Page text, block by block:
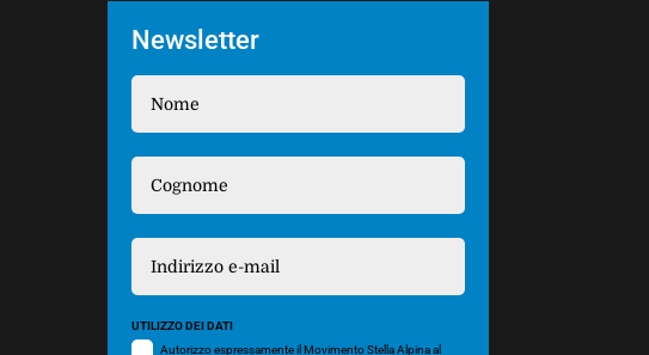
Newsletter
UTILIZZO DEI DATI
Autorizzo espressamente il Movimento Stella Alpina al